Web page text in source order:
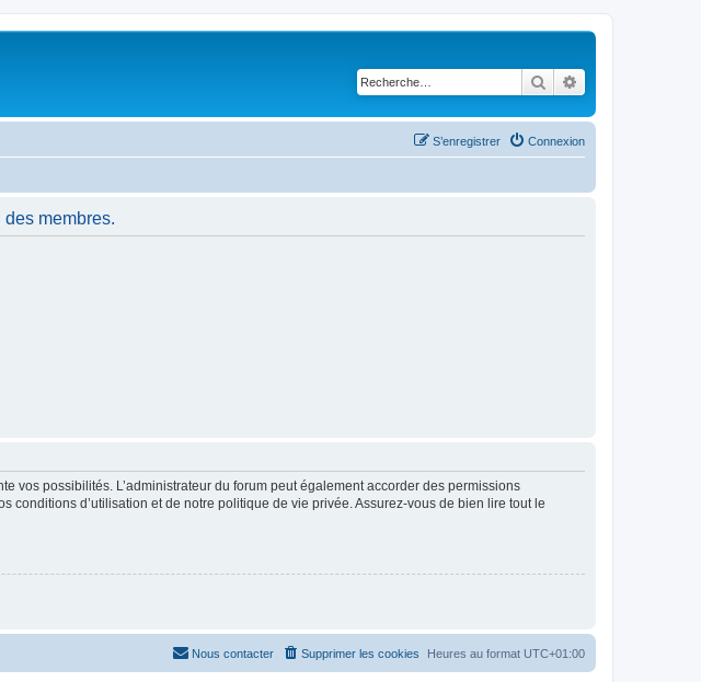
Rechercher
Connexion
S’enregistrer
membres.
vos possibilités. L’administrateur du forum peut également accorder des permissions
conditions d’utilisation et de notre politique de vie privée. Assurez-vous de bien lire tout le
Heures au format UTC+01:00
Supprimer les cookies
Nous contacter